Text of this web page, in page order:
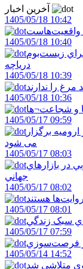
1405/05/18 10:42
واقعيت‌هاست
1405/05/18 10:40
براي زيست‌بوم
درياچه
1405/05/18 10:39
مرغ را ندارند
1405/05/18 10:36
و شجاعت¬ها
1405/05/17 09:59
برگزار
می شود
1405/05/17 08:03
در بازارهاي
جهاني
1405/05/17 08:02
هستند
1405/05/17 08:01
سبک زندگي
1405/05/17 07:59
فرصت‌سوزي
1405/05/14 14:52
متلاشی شد